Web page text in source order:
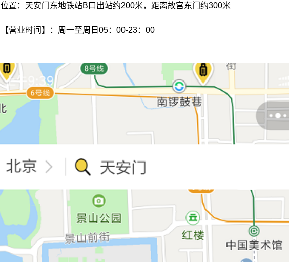
位置：天安门东地铁站B口出站约200米，距离故宫东门约300米
【营业时间】：周一至周日05：00-23：00